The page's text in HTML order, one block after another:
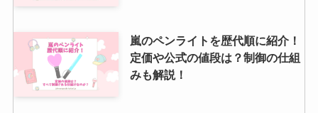
りとかんのメンカラは？年齢やプ
ロフィール・メンバー人気順・や
らかしなど調査！
嵐のペンライトを歴代順に紹介！
定価や公式の値段は？制御の仕組
みも解説！